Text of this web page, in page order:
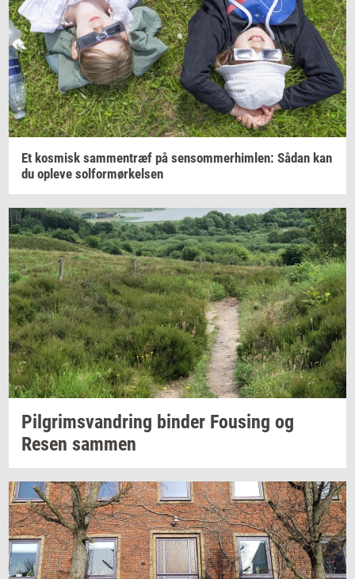
Et kos­misk sam­men­træf på sen­som­mer­him­len: Sådan kan
du op­le­ve sol­for­mør­kel­sen
Pil­grims­van­dring bin­der Fou­sing og
Resen sam­men